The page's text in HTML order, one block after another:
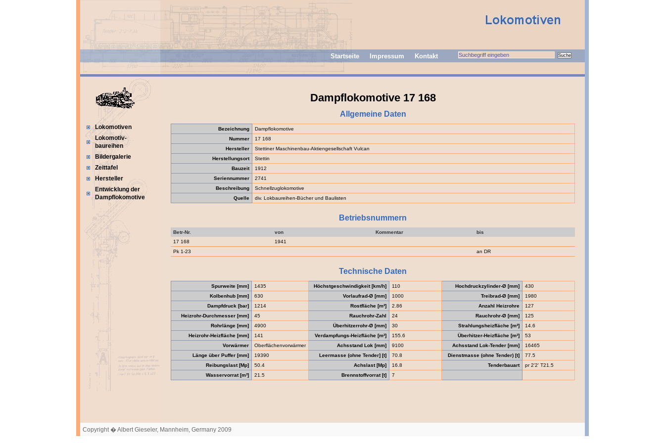
Startseite Impressum Kontakt
Lokomotiven
Lokomotiv-
baureihen
Bildergalerie
Zeittafel
Hersteller
Entwicklung der
Dampflokomotive
Dampflokomotive 17 168
Allgemeine Daten
Bezeichnung
Dampflokomotive
Nummer
17 168
Hersteller
Stettiner Maschinenbau-Aktiengesellschaft Vulcan
Herstellungsort
Stettin
Bauzeit
1912
Seriennummer
2741
Beschreibung
Schnellzuglokomotive
Quelle
div. Lokbaureihen-Bücher und Baulisten
Betriebsnummern
Betr-Nr. von Kommentar
bis
17 168
1941
Pk 1-23
an DR
Technische Daten
Spurweite [mm] 1435 Höchstgeschwindigkeit [km/h] 110 Hochdruckzylinder-Ø [mm]
430
Kolbenhub [mm]
630 Vorlaufrad-Ø [mm] 1000 Treibrad-Ø [mm]
1980
Dampfdruck [bar]
1214 Rostfläche [m²] 2.86 Anzahl Heizrohre
127
Heizrohr-Durchmesser [mm]
45 Rauchrohr-Zahl 24 Rauchrohr-Ø [mm]
125
Rohrlänge [mm]
4900 Überhitzerrohr-Ø [mm] 30 Strahlungsheizfläche [m²]
14.6
Heizrohr-Heizfläche [mm]
141 Verdampfungs-Heizfläche [m²] 155.6 Überhitzer-Heizfläche [m²]
53
Vorwärmer
Oberflächenvorwärmer Achsstand Lok [mm] 9100 Achsstand Lok-Tender [mm]
16465
Länge über Puffer [mm]
19390 Leermasse (ohne Tender] [t] 70.8 Dienstmasse (ohne Tender) [t]
77.5
Reibungslast [Mp]
50.4 Achslast [Mp] 16.8 Tenderbauart
pr 2'2' T21.5
Wasservorrat [m³]
21.5 Brennstoffvorrat [t] 7
Copyright � Albert Gieseler, Mannheim, Germany 2009